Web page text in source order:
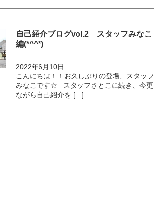
自己紹介ブログvol.2 スタッフみなこ
編(*^^*)
2022年6月10日
こんにちは！！お久しぶりの登場、スタッフ
みなこです☆ スタッフさとこに続き、今更
ながら自己紹介を […]